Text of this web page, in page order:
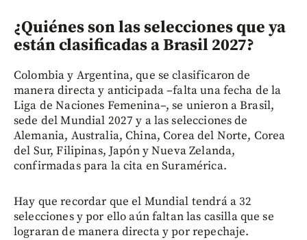
¿Quiénes son las selecciones que ya
están clasificadas a Brasil 2027?
Colombia y Argentina, que se clasificaron de
manera directa y anticipada –falta una fecha de la
Liga de Naciones Femenina–, se unieron a Brasil,
sede del Mundial 2027 y a las selecciones de
Alemania, Australia, China, Corea del Norte, Corea
del Sur, Filipinas, Japón y Nueva Zelanda,
confirmadas para la cita en Suramérica.
Hay que recordar que el Mundial tendrá a 32
selecciones y por ello aún faltan las casilla que se
lograran de manera directa y por repechaje.